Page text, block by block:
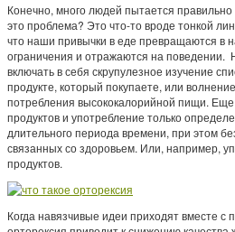
Конечно, много людей пытается правильно
это проблема? Это что-то вроде тонкой
что наши привычки в еде превращаются в
ограничения и отражаются на поведении.
включать в себя скрупулезное изучение
продукте, который покупаете, или
потребления высококалорийной пищи.
продуктов и употребление только
длительного периода времени, при этом
связанных со здоровьем. Или, например,
продуктов.
Когда навязчивые идеи приходят вместе с